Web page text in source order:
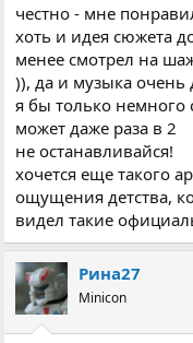
честно - мне
хоть и идея сюжета
менее смотрел на
)), да и музыка
я бы только немного
может даже раза в 2
не останавливайся!
хочется еще такого
ощущения детства,
видел такие
Рина27
Minicon